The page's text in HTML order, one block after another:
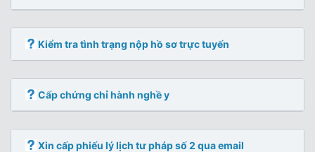
Kiểm tra tình trạng nộp hồ sơ trực tuyến
Cấp chứng chỉ hành nghề y
Xin cấp phiếu lý lịch tư pháp số 2 qua email